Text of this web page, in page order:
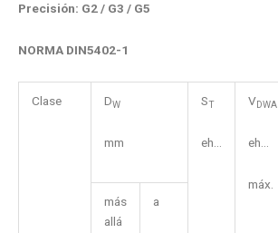
Precisión: G2 / G3 / G5
NORMA DIN5402-1
Clase DW
mm
ST
eh...
VDWA
eh...
máx.
más
allá
a